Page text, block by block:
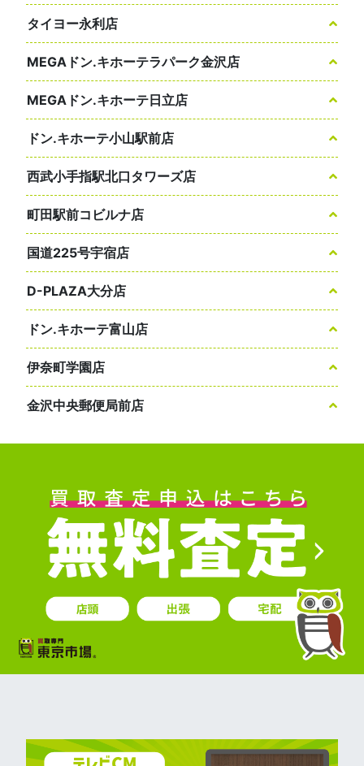
タイヨー永利店
MEGAドン.キホーテラパーク金沢店
MEGAドン.キホーテ日立店
ドン.キホーテ小山駅前店
西武小手指駅北口タワーズ店
町田駅前コビルナ店
国道225号宇宿店
D-PLAZA大分店
ドン.キホーテ富山店
伊奈町学園店
金沢中央郵便局前店